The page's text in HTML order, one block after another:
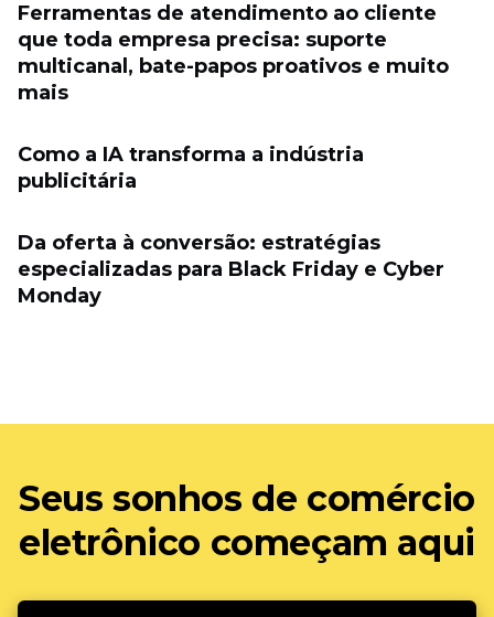
Ferramentas de atendimento ao cliente
que toda empresa precisa: suporte
multicanal, bate-papos proativos e muito
mais
Como a IA transforma a indústria
publicitária
Da oferta à conversão: estratégias
especializadas para Black Friday e Cyber ​​
Monday
Seus sonhos de comércio
eletrônico começam aqui